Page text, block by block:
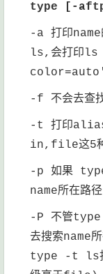
type [-
-a 打印
ls,会打印
-f 不会去查
-t 打印
in,file这5
-p 如果
name所在路径
-P 不管
去搜索name
type -t ls打